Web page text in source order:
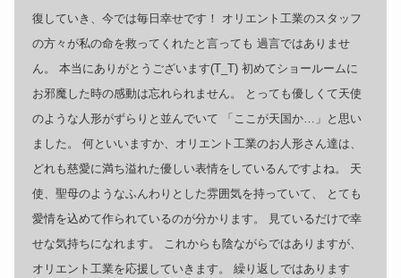
復していき、今では毎日幸せです！ オリエント工業のスタッフ
の方々が私の命を救ってくれたと言っても 過言ではありませ
ん。 本当にありがとうございます(T_T) 初めてショールームに
お邪魔した時の感動は忘れられません。 とっても優しくて天使
のような人形がずらりと並んでいて 「ここが天国か…」と思い
ました。 何といいますか、オリエント工業のお人形さん達は、
どれも慈愛に満ち溢れた優しい表情をしているんですよね。 天
使、聖母のようなふんわりとした雰囲気を持っていて、 とても
愛情を込めて作られているのが分かります。 見ているだけで幸
せな気持ちになれます。 これからも陰ながらではありますが、
オリエント工業を応援していきます。 繰り返しではあります